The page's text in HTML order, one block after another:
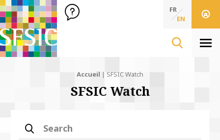
SFSIC Société Française des Sciences de l'Information & de
Société Française des Sciences de
FR
EN
Accueil | SFSIC Watch
SFSIC Watch
Search